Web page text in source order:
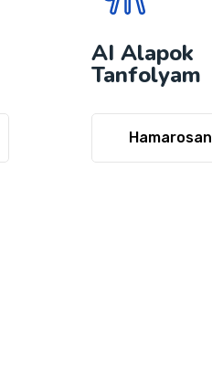
AI Alapok
Tanfolyam
Hamarosan